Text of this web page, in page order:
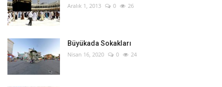
Aralık 1, 2013 0 26
Büyükada Sokakları
Nisan 16, 2020 0 24